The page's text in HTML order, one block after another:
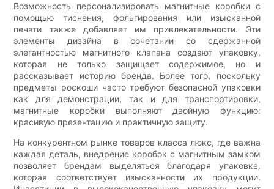
Возможность персонализировать магнитные коробки с
помощью тиснения, фольгирования или изысканной
печати также добавляет им привлекательности. Эти
элементы дизайна в сочетании со сдержанной
элегантностью магнитного клапана создают упаковку,
которая не только защищает содержимое, но и
рассказывает историю бренда. Более того, поскольку
предметы роскоши часто требуют безопасной упаковки
как для демонстрации, так и для транспортировки,
магнитные коробки выполняют двойную функцию:
красивую презентацию и практичную защиту.
На конкурентном рынке товаров класса люкс, где важна
каждая деталь, внедрение коробок с магнитным замком
позволяет брендам выделяться благодаря упаковке,
которая соответствует изысканности их продукции.